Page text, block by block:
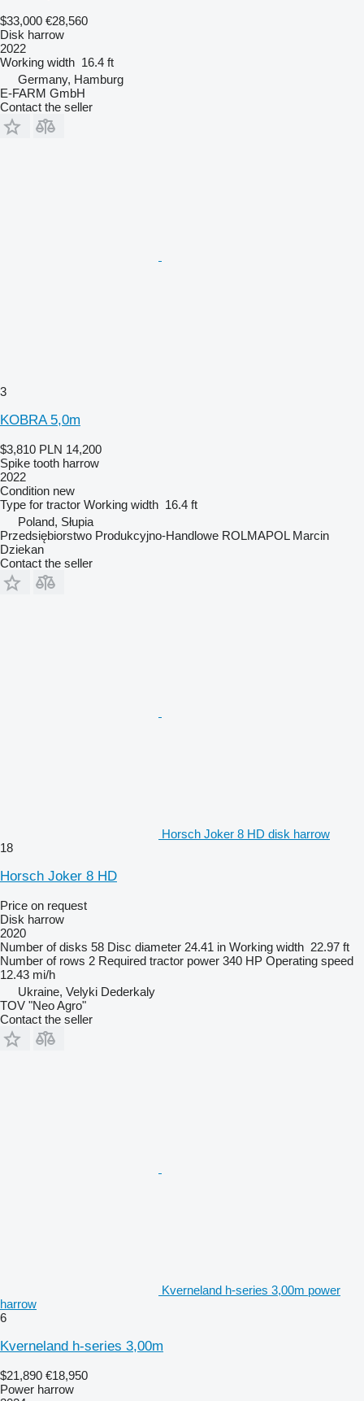
$33,000 €28,560
Disk harrow
2022
Working width 16.4 ft
Germany, Hamburg
E-FARM GmbH
Contact the seller
3
KOBRA 5,0m
$3,810 PLN 14,200
Spike tooth harrow
2022
Condition new
Type for tractor Working width 16.4 ft
Poland, Słupia
Przedsiębiorstwo Produkcyjno-Handlowe ROLMAPOL Marcin
Dziekan
Contact the seller
Horsch Joker 8 HD disk harrow
18
Horsch Joker 8 HD
Price on request
Disk harrow
2020
Number of disks 58 Disc diameter 24.41 in Working width 22.97 ft
Number of rows 2 Required tractor power 340 HP Operating speed
12.43 mi/h
Ukraine, Velyki Dederkaly
TOV "Neo Agro"
Contact the seller
Kverneland h-series 3,00m power
harrow
6
Kverneland h-series 3,00m
$21,890 €18,950
Power harrow